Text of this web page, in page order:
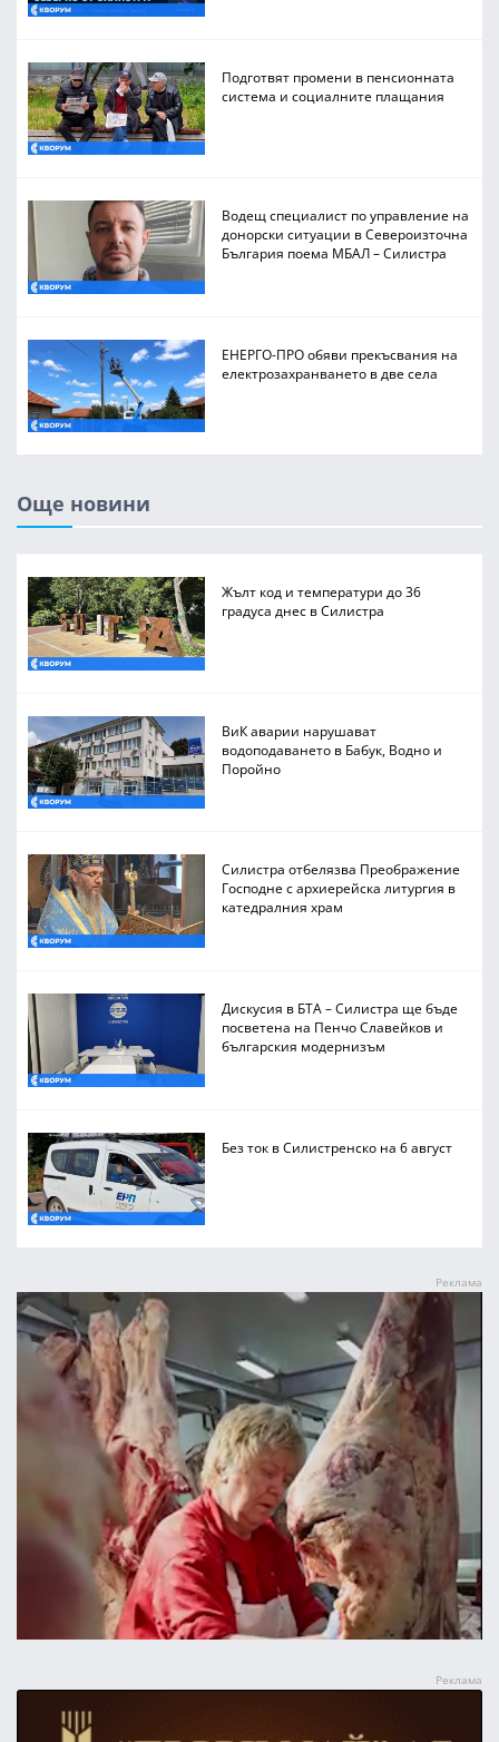
Подготвят промени в пенсионната
система и социалните плащания
Водещ специалист по управление на
донорски ситуации в Североизточна
България поема МБАЛ – Силистра
ЕНЕРГО-ПРО обяви прекъсвания на
електрозахранването в две села
Още новини
Жълт код и температури до 36
градуса днес в Силистра
ВиК аварии нарушават
водоподаването в Бабук, Водно и
Поройно
Силистра отбелязва Преображение
Господне с архиерейска литургия в
катедралния храм
Дискусия в БТА – Силистра ще бъде
посветена на Пенчо Славейков и
българския модернизъм
Без ток в Силистренско на 6 август